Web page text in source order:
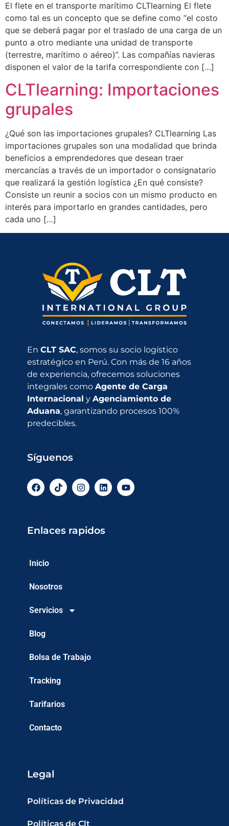
El flete en el transporte marítimo CLTlearning El flete
como tal es un concepto que se define como “el costo
que se deberá pagar por el traslado de una carga de un
punto a otro mediante una unidad de transporte
(terrestre, marítimo o aéreo)”. Las compañías navieras
disponen el valor de la tarifa correspondiente con […]
CLTlearning: Importaciones
grupales
¿Qué son las importaciones grupales? CLTlearning Las
importaciones grupales son una modalidad que brinda
beneficios a emprendedores que desean traer
mercancías a través de un importador o consignatario
que realizará la gestión logística ¿En qué consiste?
Consiste un reunir a socios con un mismo producto en
interés para importarlo en grandes cantidades, pero
cada uno […]
EnCLT SAC, somos su socio logístico
estratégico en Perú. Con más de 16 años
de experiencia, ofrecemos soluciones
integrales comoAgente de Carga
Internacional yAgenciamiento de
Aduana, garantizando procesos 100%
predecibles.
Síguenos
Enlaces rapidos
Inicio
Nosotros
Servicios
Blog
Bolsa de Trabajo
Tracking
Tarifarios
Contacto
Legal
Políticas de Privacidad
Políticas de Clt